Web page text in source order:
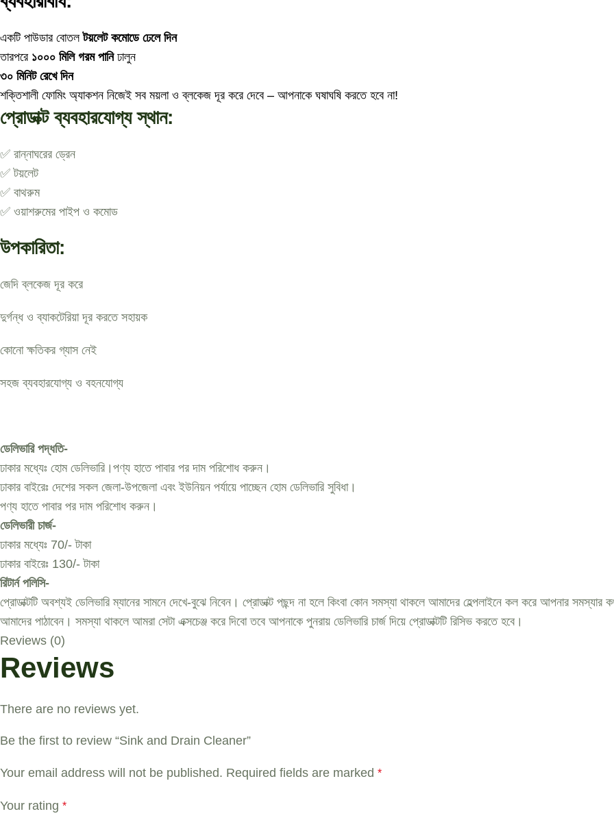
একটি পাউডার বোতলটয়লেট কমোডে ঢেলে দিন
তারপরে ১০০০ মিলি গরম পানিঢালুন
৩০ মিনিট রেখে দিন
শক্তিশালী ফোমিং অ্যাকশন নিজেই সব ময়লা ও ব্লকেজ দূর করে দেবে – আপনাকে ঘষাঘষি করতে হবে না!
প্রোডাক্ট ব্যবহারযোগ্য স্থান:
✅ রান্নাঘরের ড্রেন
✅ টয়লেট
✅ বাথরুম
✅ ওয়াশরুমের পাইপ ও কমোড
উপকারিতা:
জেদি ব্লকেজ দূর করে
দুর্গন্ধ ও ব্যাকটেরিয়া দূর করতে সহায়ক
কোনো ক্ষতিকর গ্যাস নেই
সহজ ব্যবহারযোগ্য ও বহনযোগ্য
ডেলিভারি পদ্ধতি-
ঢাকার মধ্যেঃ হোম ডেলিভারি।পণ্য হাতে পাবার পর দাম পরিশোধ করুন।
ঢাকার বাইরেঃ দেশের সকল জেলা-উপজেলা এবং ইউনিয়ন পর্যায়ে পাচ্ছেন হোম ডেলিভারি সুবিধা।
পণ্য হাতে পাবার পর দাম পরিশোধ করুন।
ডেলিভারী চার্জ-
ঢাকার মধ্যেঃ 70/- টাকা
ঢাকার বাইরেঃ 130/- টাকা
রিটার্ন পলিসি-
প্রোডাক্টটি অবশ্যই ডেলিভারি ম্যানের সামনে দেখে-বুঝে নিবেন। প্রোডাক্ট পছন্দ না হলে কিংবা কোন সমস্যা থাকলে আমাদের হেল্পলাইনে কল করে আপনার
আমাদের পাঠাবেন। সমস্যা থাকলে আমরা সেটা এক্সচেঞ্জ করে দিবো তবে আপনাকে পুনরায় ডেলিভারি চার্জ দিয়ে প্রোডাক্টটি রিসিভ করতে হবে।
Reviews (0)
Reviews
There are no reviews yet.
Be the first to review “Sink and Drain Cleaner”
Your email address will not be published. Required fields are marked *
Your rating *